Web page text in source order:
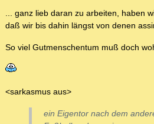
... ganz lieb daran zu arbeiten, haben
daß wir bis dahin längst von denen
So viel Gutmenschentum muß doch
<sarkasmus aus>
ein Eigentor nach dem